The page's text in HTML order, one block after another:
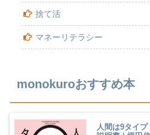
捨て活
マネーリテラシー
monokuroおすすめ本
人間は9タイ